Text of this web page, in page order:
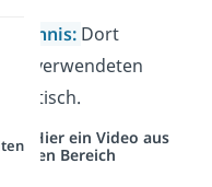
: Dort
verwendeten
Hier ein Video aus
Bereich